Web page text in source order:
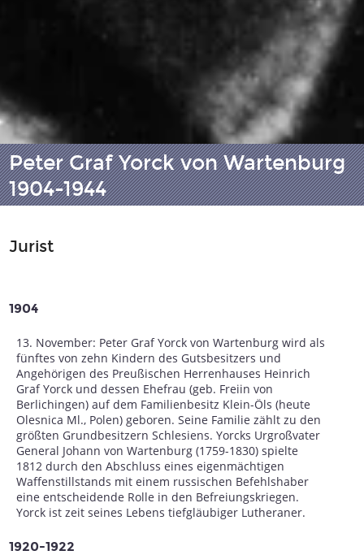
Peter Graf Yorck von Wartenburg
1904-1944
Jurist
1904
13. November: Peter Graf Yorck von Wartenburg wird als
fünftes von zehn Kindern des Gutsbesitzers und
Angehörigen des Preußischen Herrenhauses Heinrich
Graf Yorck und dessen Ehefrau (geb. Freiin von
Berlichingen) auf dem Familienbesitz Klein-Öls (heute
Olesnica Ml., Polen) geboren. Seine Familie zählt zu den
größten Grundbesitzern Schlesiens. Yorcks Urgroßvater
General Johann von Wartenburg (1759-1830) spielte
1812 durch den Abschluss eines eigenmächtigen
Waffenstillstands mit einem russischen Befehlshaber
eine entscheidende Rolle in den Befreiungskriegen.
Yorck ist zeit seines Lebens tiefgläubiger Lutheraner.
1920-1922